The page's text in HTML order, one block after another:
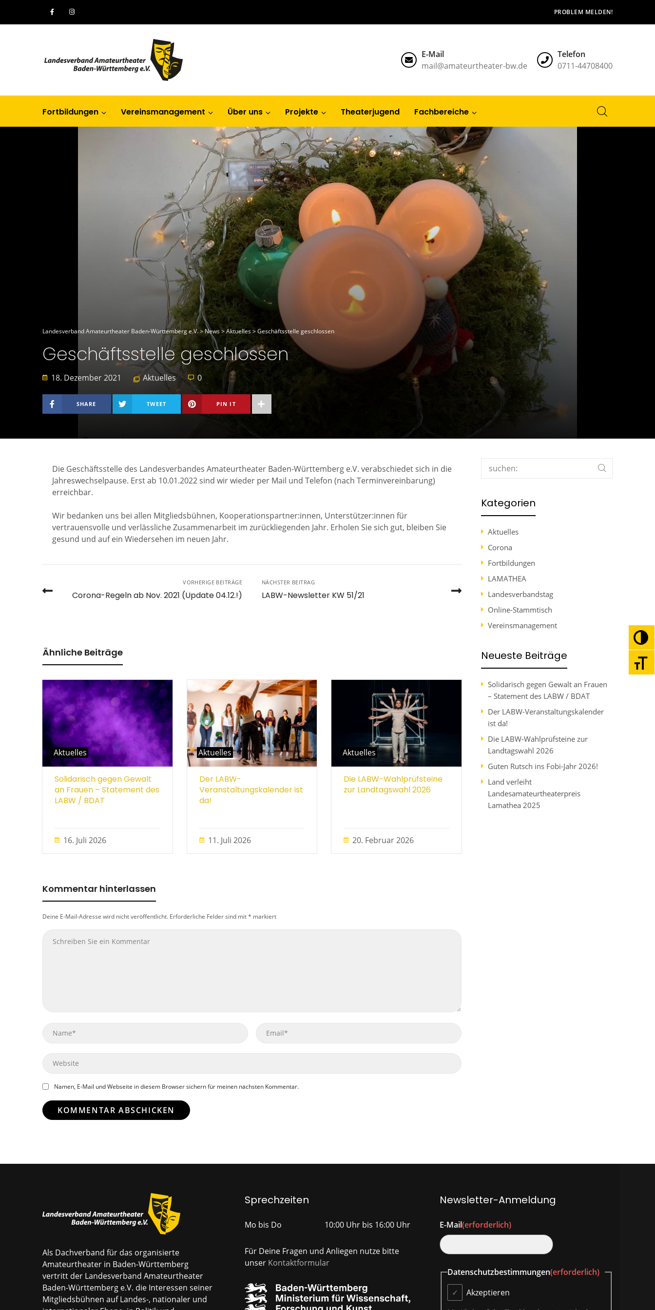
PROBLEM MELDEN!
E-Mail
mail@amateurtheater-bw.de
Telefon
0711-44708400
Fortbildungen Vereinsmanagement Über uns Projekte Theaterjugend Fachbereiche
Landesverband Amateurtheater Baden-Württemberg e.V.>News>Aktuelles>Geschäftsstelle geschlossen
Geschäftsstelle geschlossen
18. Dezember 2021 Aktuelles 0
SHARE TWEET PIN IT
Die Geschäftsstelle des Landesverbandes Amateurtheater Baden-Württemberg e.V. verabschiedet sich in die
Jahreswechselpause. Erst ab 10.01.2022 sind wir wieder per Mail und Telefon (nach Terminvereinbarung)
erreichbar.
Wir bedanken uns bei allen Mitgliedsbühnen, Kooperationspartner:innen, Unterstützer:innen für
vertrauensvolle und verlässliche Zusammenarbeit im zurückliegenden Jahr. Erholen Sie sich gut, bleiben Sie
gesund und auf ein Wiedersehen im neuen Jahr.
VORHERIGE BEITRÄGE
Corona-Regeln ab Nov. 2021 (Update 04.12.!)
NÄCHSTER BEITRAG
LABW-Newsletter KW 51/21
Ähnliche Beiträge
Aktuelles
Solidarisch gegen Gewalt
an Frauen – Statement des
LABW / BDAT
16. Juli 2026
Aktuelles
Der LABW-
Veranstaltungskalender ist
da!
11. Juli 2026
Aktuelles
Die LABW-Wahlprüfsteine
zur Landtagswahl 2026
20. Februar 2026
Kommentar hinterlassen
Deine E-Mail-Adresse wird nicht veröffentlicht. Erforderliche Felder sind mit* markiert
Name Email
Website
Namen, E-Mail und Webseite in diesem Browser sichern für meinen nächsten Kommentar.
Search
Kategorien
Aktuelles
Corona
Fortbildungen
LAMATHEA
Landesverbandstag
Online-Stammtisch
Vereinsmanagement
Neueste Beiträge
Solidarisch gegen Gewalt an Frauen
– Statement des LABW / BDAT
Der LABW-Veranstaltungskalender
ist da!
Die LABW-Wahlprüfsteine zur
Landtagswahl 2026
Guten Rutsch ins Fobi-Jahr 2026!
Land verleiht
Landesamateurtheaterpreis
Lamathea 2025
Als Dachverband für das organisierte
Amateurtheater in Baden-Württemberg
vertritt der Landesverband Amateurtheater
Baden-Württemberg e.V. die Interessen seiner
Mitgliedsbühnen auf Landes-, nationaler und
Sprechzeiten
Mo bis Do 10:00 Uhr bis 16:00 Uhr
Für Deine Fragen und Anliegen nutze bitte
unser Kontaktformular
Newsletter-Anmeldung
E-Mail(erforderlich)
Datenschutzbestimmungen(erforderlich)
Akzeptieren